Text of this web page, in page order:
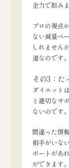
全力で拒みま
プロの視点
ない減量ペ
しれません
道なのです。
その3：た
ダイエット
と適切なサ
ないのです。
間違った情
相手がいな
ポートがあ
ができます。